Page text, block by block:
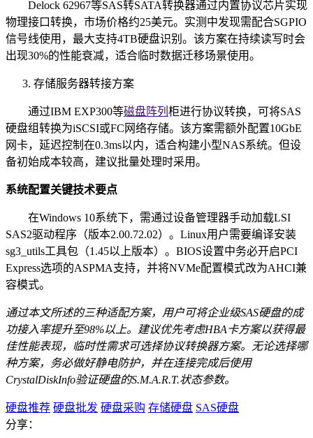
Delock 62967等SAS转SATA转换器通过内置协议芯片实现
物理接口转换，市场价格约25美元。实测中发现需配合SGPIO
信号线使用，最大支持4TB硬盘识别。该方案在持续读写时会
出现30%的性能衰减，适合临时数据迁移场景使用。
存储服务器转接方案
通过IBM EXP300等磁盘阵列 柜进行协议转换，可将SAS
硬盘组转换为iSCSI或FC网络存储。该方案需额外配置10GbE
网卡，延迟控制在0.3ms以内，适合构建小型NAS系统。但设
备初始成本较高，建议批量处理时采用。
系统配置关键技术要点
在Windows 10系统下，需通过设备管理器手动加载LSI
SAS2驱动程序（版本2.00.72.02）。Linux用户需要编译安装
sg3_utils工具包（1.45以上版本）。BIOS设置中务必开启PCI
Express选项的ASPMA支持，并将NVMe配置模式改为AHCI兼
容模式。
通过本文所述的三种适配方案，用户可将企业级SAS硬盘的成
功接入率提升至98%以上。建议优先考虑HBA卡方案以获得最
佳性能表现，临时性需求可选择协议转换器方案。无论选择哪
种方案，务必做好静电防护，并在连接完成后使用
CrystalDiskInfo验证硬盘的S.M.A.R.T.状态参数。
硬盘推荐 硬盘批发 硬盘采购 存储硬盘 SAS硬盘​
分享：